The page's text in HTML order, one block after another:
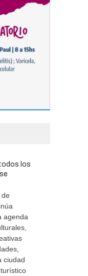
una
para
y la
31/07/2026
tras una obra
las obras de
en las
los
de
agenda
ciudad